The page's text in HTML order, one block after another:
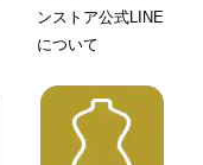
ンストア公式LINE
について